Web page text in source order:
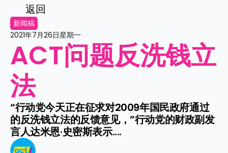
返回
新闻稿
2021年7月26日星期一
ACT问题反洗钱立
法
“行动党今天正在征求对2009年国民政府通过
的反洗钱立法的反馈意见，”行动党的财政副发
言人达米恩·史密斯表示....